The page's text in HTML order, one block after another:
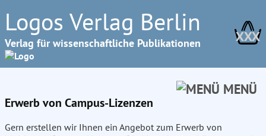
Logos Verlag Berlin
Verlag für wissenschaftliche Publikationen XXX
MENÜ
Erwerb von Campus-Lizenzen
Gern erstellen wir Ihnen ein Angebot zum Erwerb von